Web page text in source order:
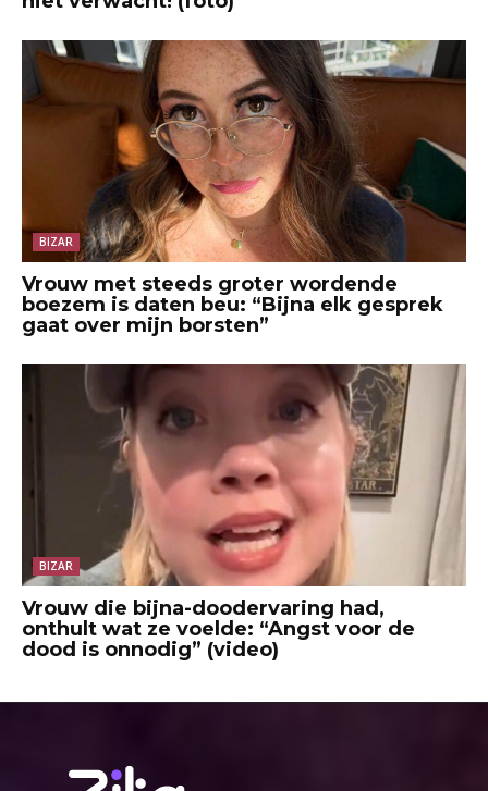
BIZAR
Vrouw met steeds groter wordende
boezem is daten beu: “Bijna elk gesprek
gaat over mijn borsten”
BIZAR
Vrouw die bijna-doodervaring had,
onthult wat ze voelde: “Angst voor de
dood is onnodig” (video)